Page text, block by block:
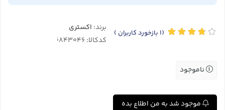
(1 بازخورد کاربران ) برند: اکستری
کدکالا:
ناموجود
موجود شد به من اطلاع بده